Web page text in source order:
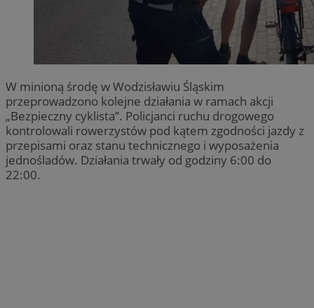
W minioną środę w Wodzisławiu Śląskim
przeprowadzono kolejne działania w ramach akcji
„Bezpieczny cyklista”. Policjanci ruchu drogowego
kontrolowali rowerzystów pod kątem zgodności jazdy z
przepisami oraz stanu technicznego i wyposażenia
jednośladów. Działania trwały od godziny 6:00 do
22:00.